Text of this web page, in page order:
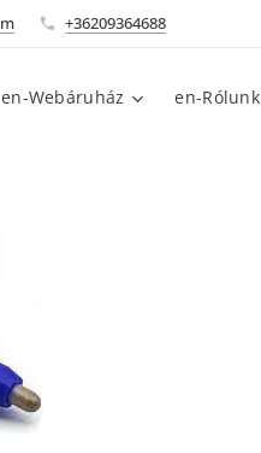
+36209364688
en-Webáruház en-Rólunk